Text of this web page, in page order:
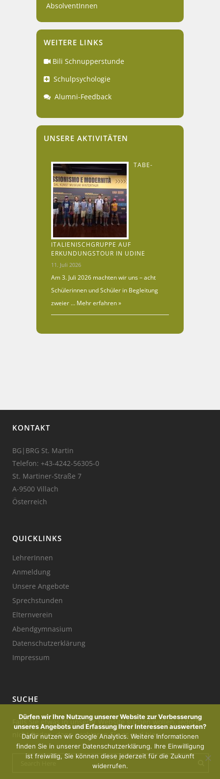
AbsolventInnen
WEITERE LINKS
Bili Schnupperstunde
Schulpsychologie
Alumni-Feedback
UNSERE AKTIVITÄTEN
TABE-
ITALIENISCHGRUPPE AUF
ERKUNDUNGSTOUR IN UDINE
11. Juli 2026
Am 3. Juli 2026 machten wir uns – acht
Schülerinnen und Schüler in Begleitung
zweier … Mehr erfahren »
KONTAKT
BG|BRG St. Martin
Telefon: +43-4242-56305-0
St. Martiner-Straße 7
A-9500 Villach
Österreich
QUICKLINKS
LehrerInnen
Anmeldung
Unsere Angebote
Sprechstunden
Elternverein
Abendgymnasium
Datenschutzerklärung
Impressum
SUCHE
Falls Sie etwas in unserer Website suchen wollen, jedoch
nicht finden, dann probieren Sie es mal hier:
Dürfen wir Ihre Nutzung unserer Website zur Verbesserung
unseres Angebots und Erfassung Ihrer Interessen auswerten?
Dafür nutzen wir Google Analytics. Weitere Informationen
finden Sie in unserer Datenschutzerklärung. Ihre Einwilligung
ist freiwillig, Sie können diese jederzeit für die Zukunft
widerrufen.